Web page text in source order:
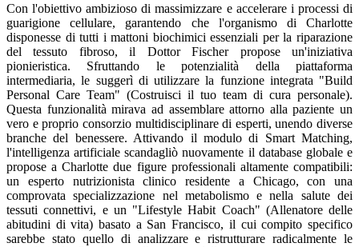
Con l'obiettivo ambizioso di massimizzare e accelerare i processi di
guarigione cellulare, garantendo che l'organismo di Charlotte
disponesse di tutti i mattoni biochimici essenziali per la riparazione
del tessuto fibroso, il Dottor Fischer propose un'iniziativa
pionieristica. Sfruttando le potenzialità della piattaforma
intermediaria, le suggerì di utilizzare la funzione integrata "Build
Personal Care Team" (Costruisci il tuo team di cura personale).
Questa funzionalità mirava ad assemblare attorno alla paziente un
vero e proprio consorzio multidisciplinare di esperti, unendo diverse
branche del benessere. Attivando il modulo di Smart Matching,
l'intelligenza artificiale scandagliò nuovamente il database globale e
propose a Charlotte due figure professionali altamente compatibili:
un esperto nutrizionista clinico residente a Chicago, con una
comprovata specializzazione nel metabolismo e nella salute dei
tessuti connettivi, e un "Lifestyle Habit Coach" (Allenatore delle
abitudini di vita) basato a San Francisco, il cui compito specifico
sarebbe stato quello di analizzare e ristrutturare radicalmente le